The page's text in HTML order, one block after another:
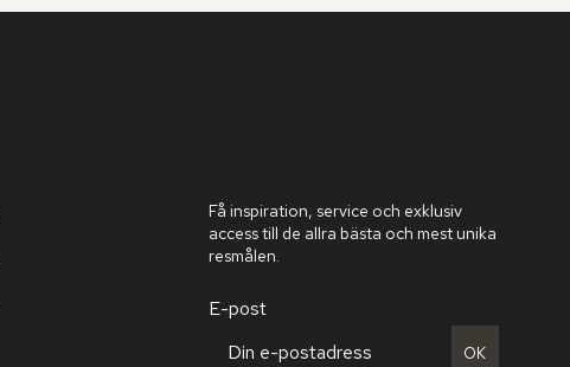
Få inspiration, service och exklusiv
access till de allra bästa och mest unika
resmålen.
E-post
OK